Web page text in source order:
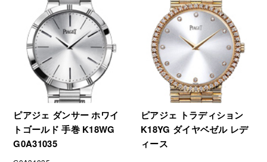
ピアジェ ダンサー ホワイ
トゴールド 手巻 K18WG
G0A31035
ピアジェ トラディション
K18YG ダイヤベゼル レデ
ィース